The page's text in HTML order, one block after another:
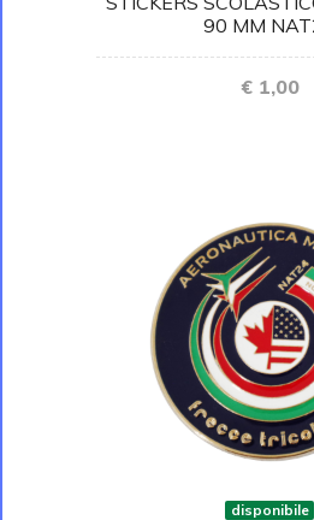
90 MM
€ 1,00
disponibile